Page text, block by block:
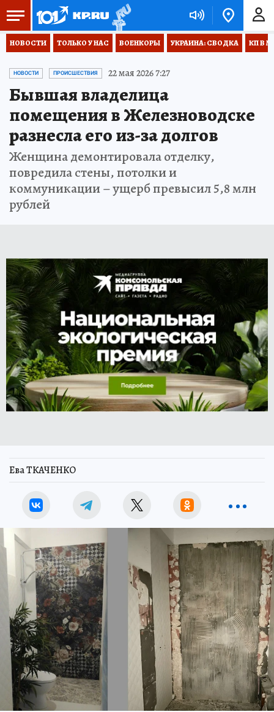
НОВОСТИ ТОЛЬКО У НАС ВОЕНКОРЫ УКРАИНА: СВОДКА КП В
НОВОСТИ ПРОИСШЕСТВИЯ 22 мая 2026 7:27
Бывшая владелица
помещения в Железноводске
разнесла его из-за долгов
Женщина демонтировала отделку,
повредила стены, потолки и
коммуникации – ущерб превысил 5,8 млн
рублей
Ева ТКАЧЕНКО